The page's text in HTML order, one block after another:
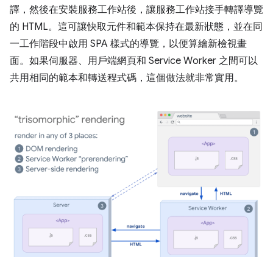
譯，然後在安裝服務工作站後，讓服務工作站接手轉譯導覽
的 HTML。這可讓快取元件和範本保持在最新狀態，並在同
一工作階段中啟用 SPA 樣式的導覽，以便算繪新檢視畫
面。如果伺服器、用戶端網頁和 Service Worker 之間可以
共用相同的範本和轉送程式碼，這個做法就非常實用。